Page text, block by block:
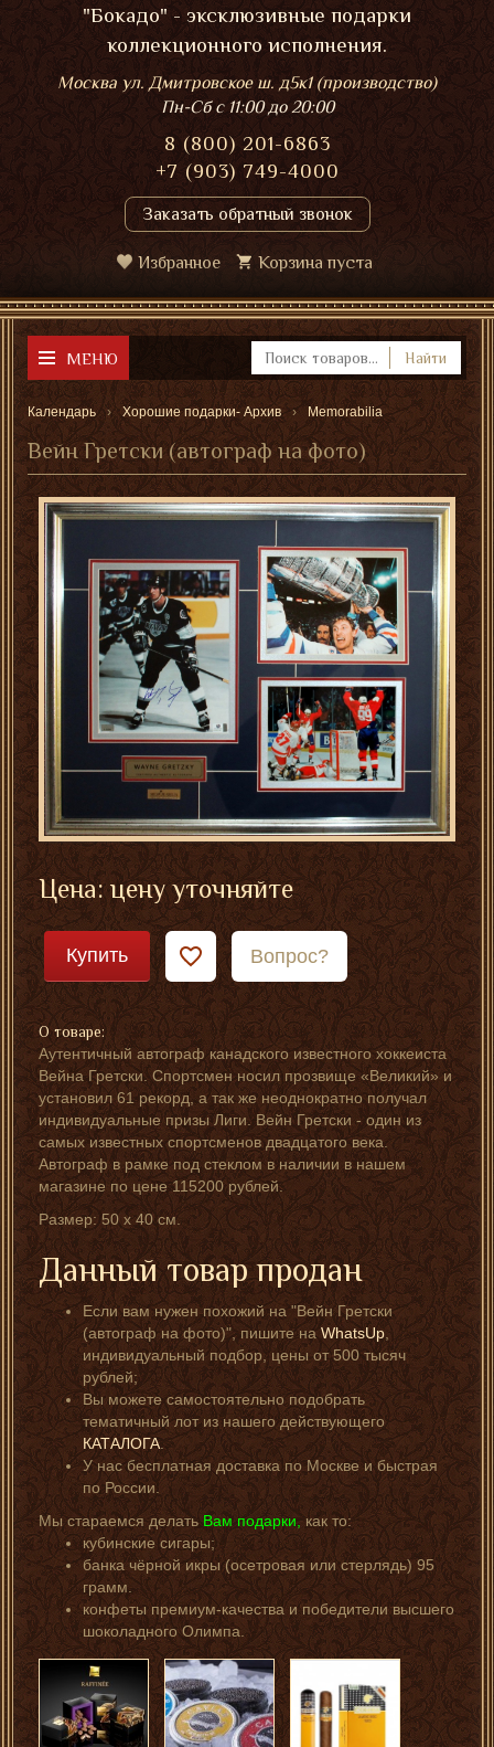
"Бокадо" - эксклюзивные подарки
коллекционного исполнения.
Москва ул. Дмитровское ш. д5к1 (производство)
Пн-Сбс 11:00 до 20:00
8 (800) 201-6863
+7 (903) 749-4000
Заказать обратный звонок
Избранное Корзина пуста
МЕНЮ Найти
Календарь Хорошие подарки- Архив Memorabilia
Вейн Гретски (автограф на фото)
Цена: цену уточняйте
Купить Вопрос?
О товаре:
Аутентичный автограф канадского известного хоккеиста
Вейна Гретски. Спортсмен носил прозвище «Великий» и
установил 61 рекорд, а так же неоднократно получал
индивидуальные призы Лиги. Вейн Гретски - один из
самых известных спортсменов двадцатого века.
Автограф в рамке под стеклом в наличии в нашем
магазине по цене 115200 рублей.
Размер: 50 х 40 см.
Данный товар продан
Если вам нужен похожий на "Вейн Гретски
(автограф на фото)", пишите наWhatsUp
индивидуальный подбор, цены от 500 тысяч
рублей;
Вы можете самостоятельно подобрать
тематичный лот из нашего действующего
КАТАЛОГА.
У нас бесплатная доставка по Москве и быстрая
по России.
Мы стараемся делатьВам подарки,как то:
кубинские сигары;
банка чёрной икры (осетровая или стерлядь) 95
грамм.
конфеты премиум-качества и победители высшего
шоколадного Олимпа.